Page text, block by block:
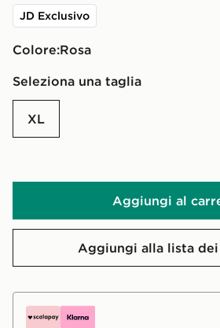
JD Exclusivo
Colore: rosa
Seleziona una taglia
XL
Aggiungi al
Aggiungi alla lista